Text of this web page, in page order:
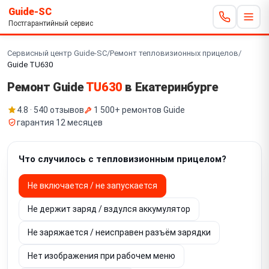
Guide-SC
Постгарантийный сервис
Сервисный центр Guide-SC/Ремонт тепловизионных прицелов/
Guide TU630
Ремонт GuideTU630 в Екатеринбурге
4.8 · 540 отзывов
1 500+ ремонтов Guide
гарантия 12 месяцев
Что случилось с тепловизионным прицелом?
Не включается / не запускается
Не держит заряд / вздулся аккумулятор
Не заряжается / неисправен разъём зарядки
Нет изображения при рабочем меню